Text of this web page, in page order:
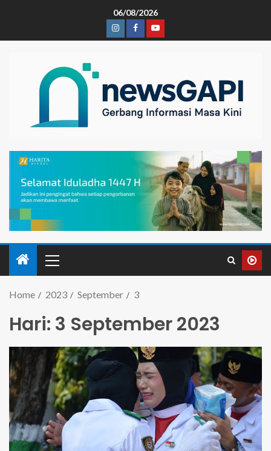
06/08/2026
Home 2023 September 3
Hari: 3 September 2023